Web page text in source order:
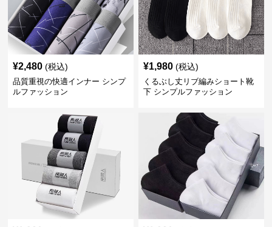
¥2,480 (税込)
品質重視の快適インナー シンプ
ルファッション
¥1,980 (税込)
くるぶし丈リブ編みショート靴
下 シンプルファッション